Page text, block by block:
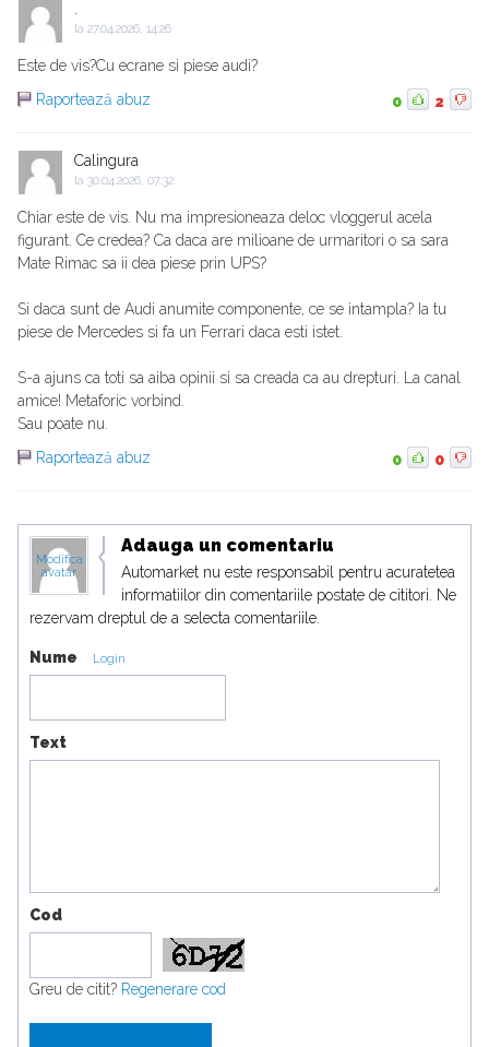
.
la 27.04.2026, 14:26
Este de vis?Cu ecrane si piese audi?
Raportează abuz
0 2
Calingura
la 30.04.2026, 07:32
Chiar este de vis. Nu ma impresioneaza deloc vloggerul acela
figurant. Ce credea? Ca daca are milioane de urmaritori o sa sara
Mate Rimac sa ii dea piese prin UPS?
Si daca sunt de Audi anumite componente, ce se intampla? Ia tu
piese de Mercedes si fa un Ferrari daca esti istet.
S-a ajuns ca toti sa aiba opinii si sa creada ca au drepturi. La canal
amice! Metaforic vorbind.
Sau poate nu.
Raportează abuz
0 0
Modifica
avatar
Adauga un comentariu
Automarket nu este responsabil pentru acuratetea
informatiilor din comentariile postate de cititori. Ne
rezervam dreptul de a selecta comentariile.
Nume Login
Text
Cod
Greu de citit? Regenerare cod